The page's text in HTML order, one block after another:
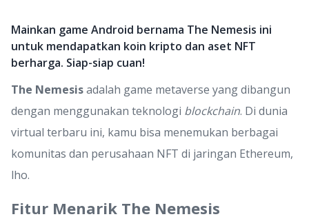
Mainkan game Android bernama The Nemesis ini
untuk mendapatkan koin kripto dan aset NFT
berharga. Siap-siap cuan!
The Nemesisadalah game metaverse yang dibangun
dengan menggunakan teknologi blockchain. Di dunia
virtual terbaru ini, kamu bisa menemukan berbagai
komunitas dan perusahaan NFT di jaringan Ethereum,
lho.
Fitur Menarik The Nemesis